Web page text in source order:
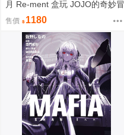
月 Re-ment 盒玩 JOJO的奇妙冒
險 服裝精品店 黃金之風 中盒6入
0816
售價 1180